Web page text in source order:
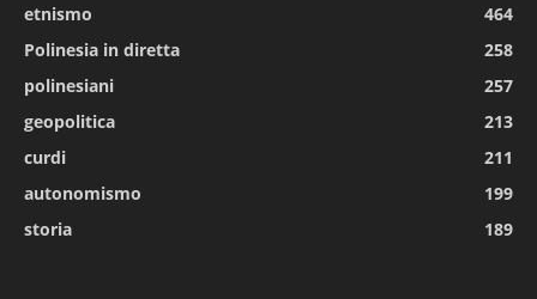
etnismo
464
Polinesia in diretta
258
polinesiani
257
geopolitica
213
curdi
211
autonomismo
199
storia
189